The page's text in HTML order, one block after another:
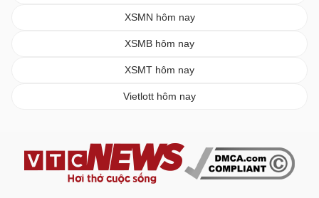
XSMN hôm nay
XSMB hôm nay
XSMT hôm nay
Vietlott hôm nay